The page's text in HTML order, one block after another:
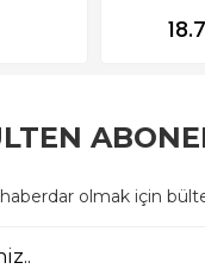
olmak için